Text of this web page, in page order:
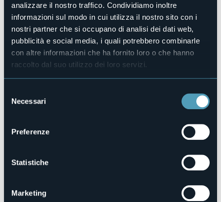
analizzare il nostro traffico. Condividiamo inoltre
informazioni sul modo in cui utilizza il nostro sito con i
nostri partner che si occupano di analisi dei dati web,
pubblicità e social media, i quali potrebbero combinarle
con altre informazioni che ha fornito loro o che hanno
raccolto dal suo utilizzo dei loro servizi.
delNecessari
Preferenze
Statistiche
Marketing
3
Posti letto
6
E-mail
prenotazioni.crystal@gmail.com
Telefono
+39 340 9874903
003062-BEB-00001